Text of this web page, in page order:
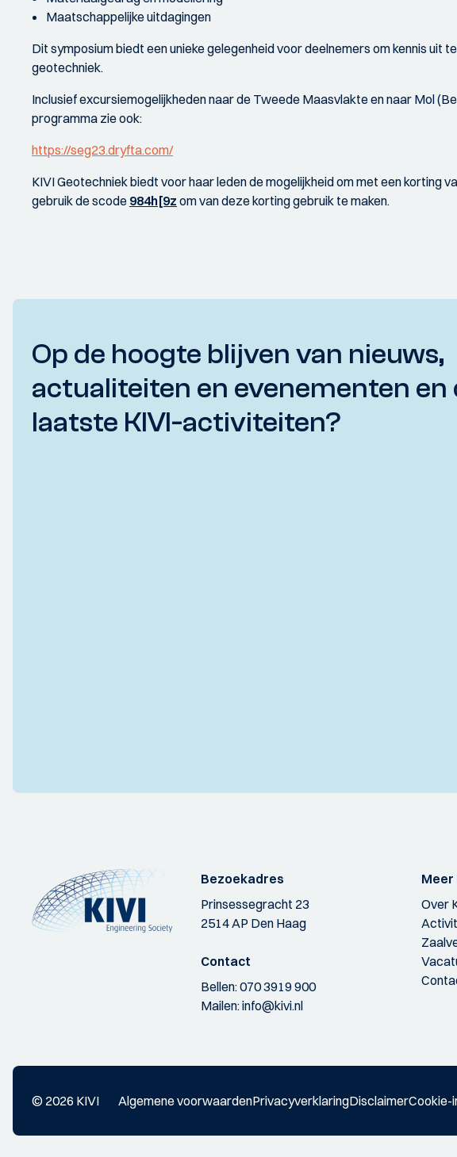
Maatschappelijke uitdagingen
Dit symposium biedt een unieke gelegenheid voor deelnemers om kennis uit
geotechniek.
Inclusief excursiemogelijkheden naar de Tweede Maasvlakte en naar Mol
programma zie ook:
https://seg23.dryfta.com/
KIVI Geotechniek biedt voor haar leden de mogelijkheid om met een korting
gebruik de scode 984h[9z om van deze korting gebruik te maken.
Op de hoogte blijven van nieuws,
actualiteiten en evenementen en
laatste KIVI-activiteiten?
Bezoekadres
Prinsessegracht 23
2514 AP Den Haag
Contact
Bellen:070 3919 900
Mailen:info@kivi.nl
Meer
Over
© 2026 KIVI Algemene voorwaardenPrivacyverklaringDisclaimerCookie-